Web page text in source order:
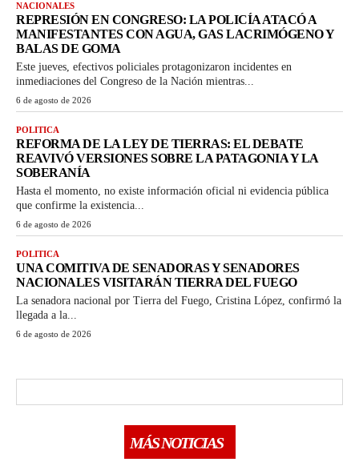
NACIONALES
REPRESIÓN EN CONGRESO: LA POLICÍA ATACÓ A
MANIFESTANTES CON AGUA, GAS LACRIMÓGENO Y
BALAS DE GOMA
Este jueves, efectivos policiales protagonizaron incidentes en
inmediaciones del Congreso de la Nación mientras...
6 de agosto de 2026
POLITICA
REFORMA DE LA LEY DE TIERRAS: EL DEBATE
REAVIVÓ VERSIONES SOBRE LA PATAGONIA Y LA
SOBERANÍA
Hasta el momento, no existe información oficial ni evidencia pública
que confirme la existencia...
6 de agosto de 2026
POLITICA
UNA COMITIVA DE SENADORAS Y SENADORES
NACIONALES VISITARÁN TIERRA DEL FUEGO
La senadora nacional por Tierra del Fuego, Cristina López, confirmó la
llegada a la...
6 de agosto de 2026
MÁS NOTICIAS